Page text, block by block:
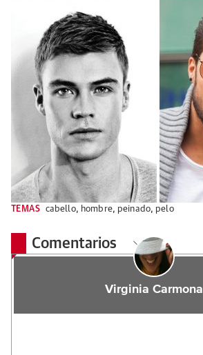
TEMAS cabello, hombre, peinado, pelo
Comentarios
Virginia Carmona